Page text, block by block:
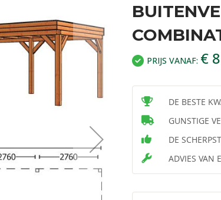
PRIJS VANAF: €
DE BESTE
GUNSTIGE
DE
ADVIES VAN